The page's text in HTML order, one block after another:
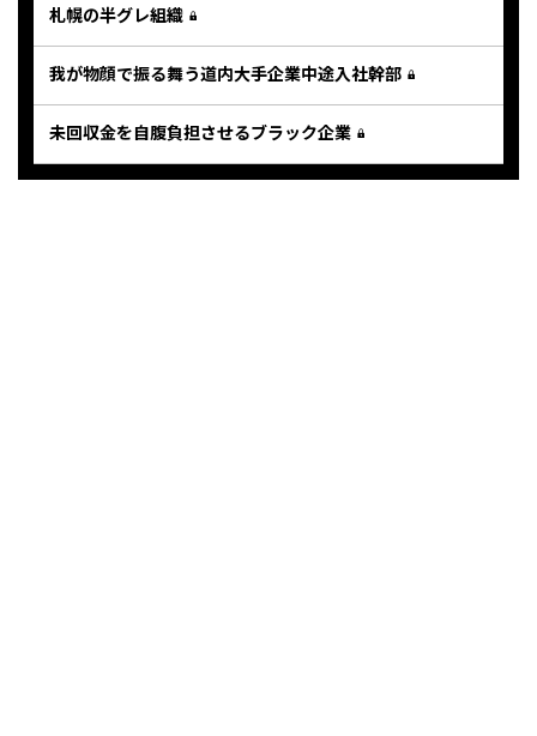
札幌の半グレ組織
我が物顔で振る舞う道内大手企業中途入社幹部
未回収金を自腹負担させるブラック企業